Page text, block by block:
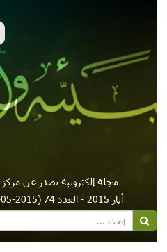
مجلة إلكترونية تصدر عن
أيار 2015 - العدد 74 (2015-05-01)